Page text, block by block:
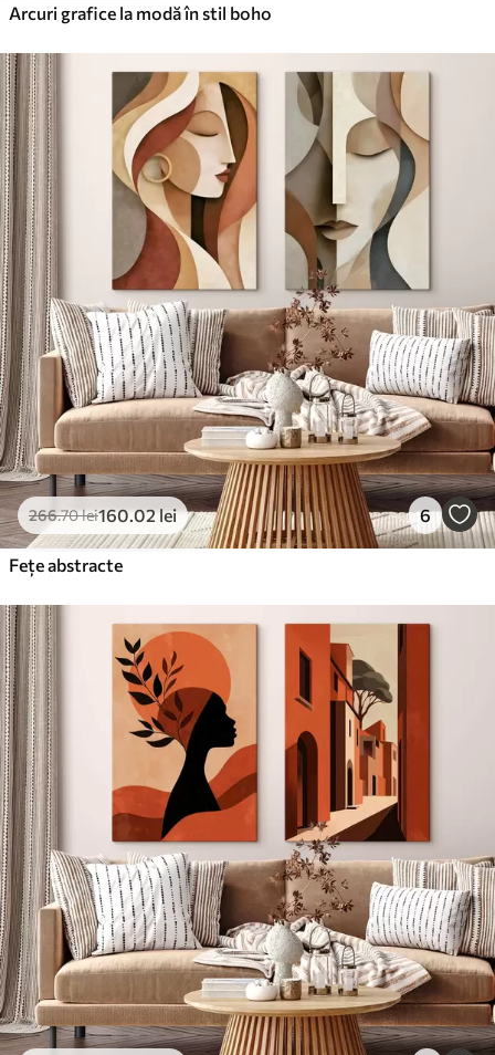
Arcuri grafice la modă în stil boho
266.70lei160.02lei 6
Fețe abstracte